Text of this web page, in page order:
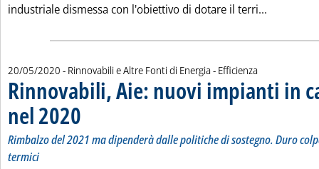
industriale dismessa con l'obiettivo di dotare il terri...
20/05/2020 - Rinnovabili e Altre Fonti di Energia - Efficienza
Rinnovabili, Aie: nuovi impianti in
nel 2020 . Sottotitolo: Rimbalzo del 2021 ma dipenderà dalle politiche di
. Pubblicata mercoledì 20 maggio 2020 alle 16.38.
Rimbalzo del 2021 ma dipenderà dalle politiche di sostegno. Duro
termici